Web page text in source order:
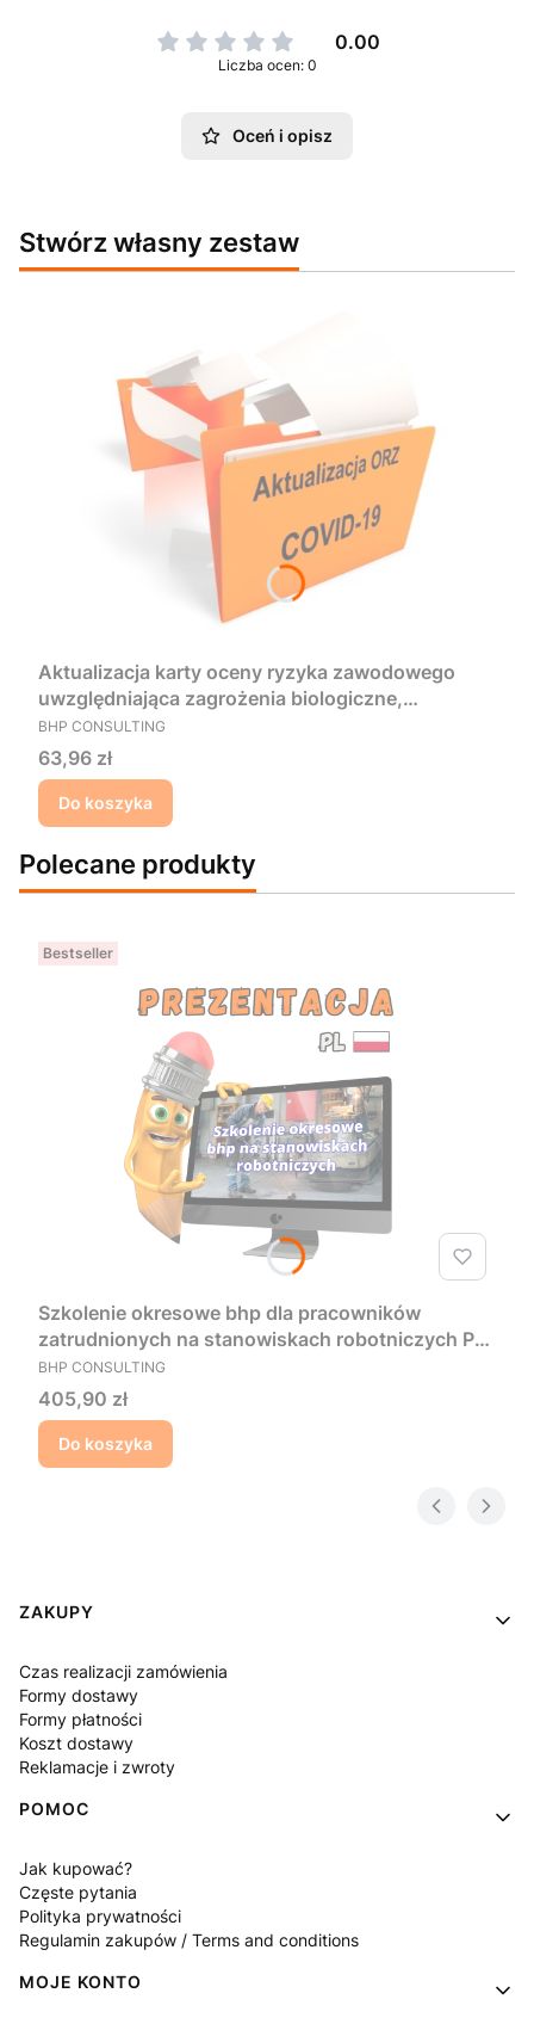
0.00
Liczba ocen: 0
Oceń i opisz
Stwórz własny zestaw
Aktualizacja karty oceny ryzyka zawodowego
uwzględniająca zagrożenia biologiczne,
psychofizyczne i chemiczne w stanach epidemii
(m.in. COVID-19/koronawirus)
PRODUCENT
BHP CONSULTING
Cena
63,96 zł
Do koszyka
Polecane produkty
Bestseller
Szkolenie okresowe bhp dla pracowników
zatrudnionych na stanowiskach robotniczych PL
- Prezentacja
PRODUCENT
BHP CONSULTING
Cena
405,90 zł
Do koszyka
Linki w stopce
ZAKUPY
Czas realizacji zamówienia
Formy dostawy
Formy płatności
Koszt dostawy
Reklamacje i zwroty
POMOC
Jak kupować?
Częste pytania
Polityka prywatności
Regulamin zakupów / Terms and conditions
MOJE KONTO